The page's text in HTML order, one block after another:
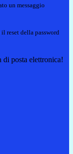
un messaggio
reset della password
di posta elettronica!